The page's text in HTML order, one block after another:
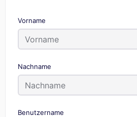
Vorname
Nachname
Benutzername